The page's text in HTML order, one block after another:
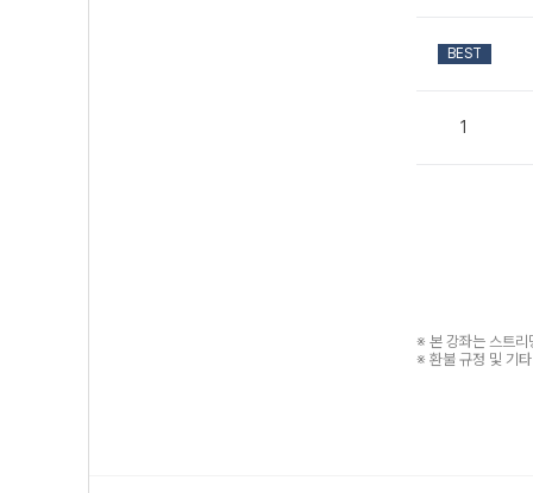
BEST
1
※ 본 강좌는 스트리
※ 환불 규정 및 기